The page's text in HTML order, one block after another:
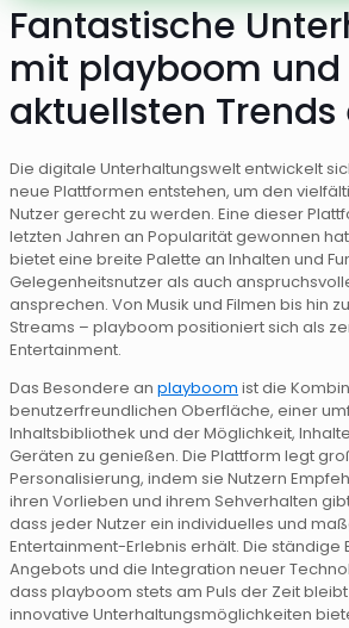
Fantastische
mit playboom und
aktuellsten Trends
Die digitale Unterhaltungswelt entwickelt
neue Plattformen entstehen, um den
Nutzer gerecht zu werden. Eine dieser
letzten Jahren an Popularität gewonnen
bietet eine breite Palette an Inhalten und
Gelegenheitsnutzer als auch
ansprechen. Von Musik und Filmen bis hin
Streams – playboom positioniert sich als
Entertainment.
Das Besondere an playboom ist die
benutzerfreundlichen Oberfläche, einer
Inhaltsbibliothek und der Möglichkeit,
Geräten zu genießen. Die Plattform legt
Personalisierung, indem sie Nutzern
ihren Vorlieben und ihrem Sehverhalten
dass jeder Nutzer ein individuelles und
Entertainment-Erlebnis erhält. Die ständige
Angebots und die Integration neuer
dass playboom stets am Puls der Zeit
innovative Unterhaltungsmöglichkeiten